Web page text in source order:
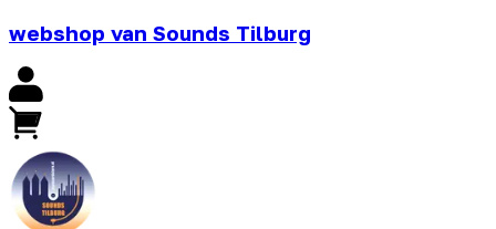
webshop van Sounds Tilburg